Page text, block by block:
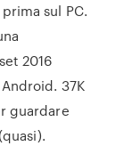
sul PC.
2016
37K
guardare